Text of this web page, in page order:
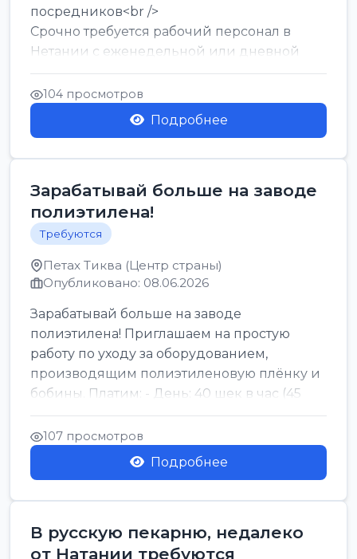
посредников<br />
Срочно требуется рабочий персонал в
Нетании с еженедельной или дневной
оплатой<br />
Свежие вакансии в Нетании дл...
104 просмотров
Подробнее
Зарабатывай больше на заводе
полиэтилена!
Требуются
Петах Тиква (Центр страны)
Опубликовано: 08.06.2026
Зарабатывай больше на заводе
полиэтилена! Приглашаем на простую
работу по уходу за оборудованием,
производящим полиэтиленовую плёнку и
бобины. Платим: - День: 40 шек в час (45
для синих бумаг и виз) -...
107 просмотров
Подробнее
В русскую пекарню, недалеко
от Натании требуются